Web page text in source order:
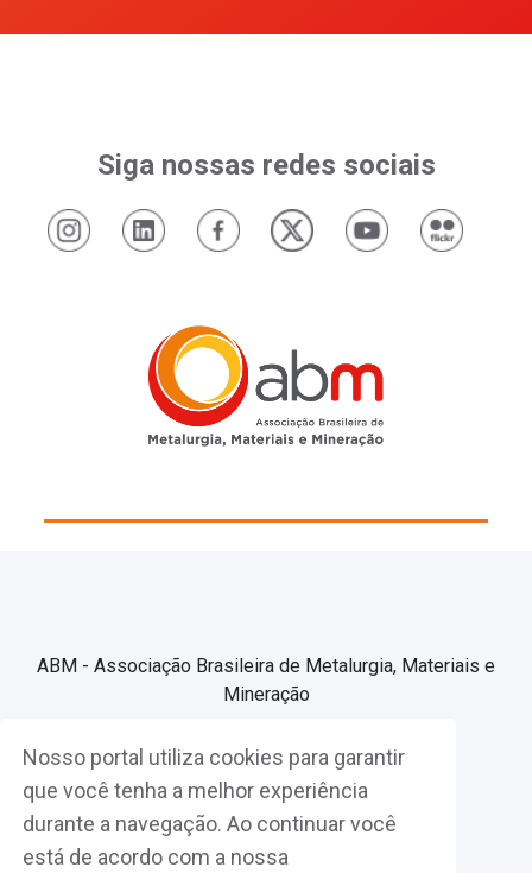
Nosso portal utiliza cookies para garantir
que você tenha a melhor experiência
durante a navegação. Ao continuar você
está de acordo com a nossa
Siga nossas redes sociais
ABM - Associação Brasileira de Metalurgia, Materiais e
Mineração
Associe-se
Fazer Login